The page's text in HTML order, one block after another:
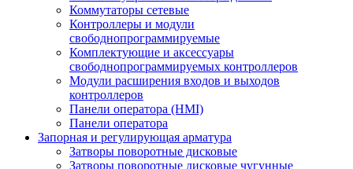
Коммутаторы сетевые
Контроллеры и модули
свободнопрограммируемые
Комплектующие и аксессуары
свободнопрограммируемых контроллеров
Модули расширения входов и выходов
контроллеров
Панели оператора (HMI)
Панели оператора
Запорная и регулирующая арматура
Затворы поворотные дисковые
Затворы поворотные дисковые чугунные